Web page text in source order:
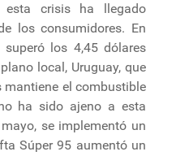
crisis ha llegado
los consumidores. En
los 4,45 dólares
local, Uruguay, que
mantiene el combustible
ha sido ajeno a esta
se implementó un
Súper 95 aumentó un